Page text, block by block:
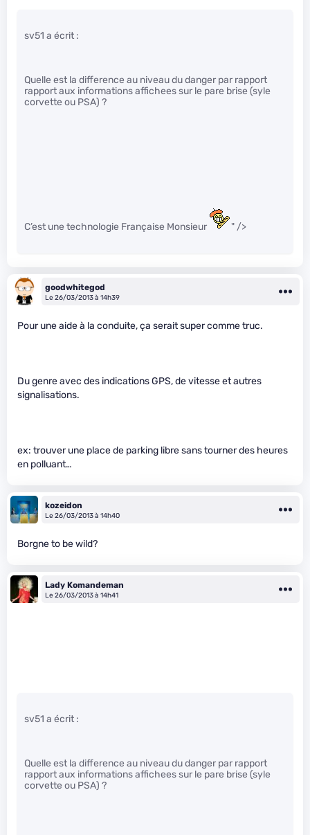
sv51 a écrit :
Quelle est la difference au niveau du danger par rapport
rapport aux informations affichees sur le pare brise (syle
corvette ou PSA) ?
C’est une technologie Française Monsieur " />
goodwhitegod
Le 26/03/2013 à 14h39
Pour une aide à la conduite, ça serait super comme truc.
Du genre avec des indications GPS, de vitesse et autres
signalisations.
ex: trouver une place de parking libre sans tourner des heures
en polluant…
kozeidon
Le 26/03/2013 à 14h40
Borgne to be wild?
Lady Komandeman
Le 26/03/2013 à 14h41
sv51 a écrit :
Quelle est la difference au niveau du danger par rapport
rapport aux informations affichees sur le pare brise (syle
corvette ou PSA) ?